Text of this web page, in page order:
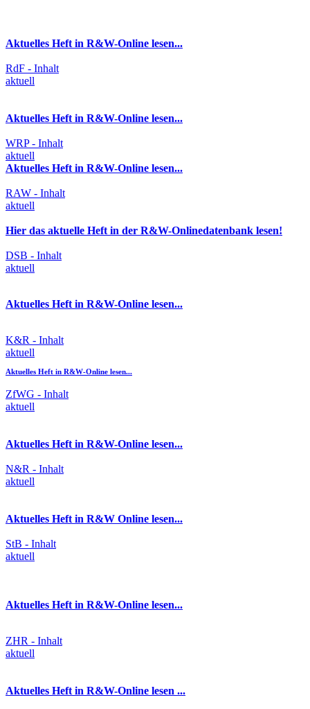
Aktuelles Heft in R&W-Online lesen...
RdF - Inhalt
aktuell
Aktuelles Heft in R&W-Online lesen...
WRP - Inhalt
aktuell
Aktuelles Heft in R&W-Online lesen...
RAW - Inhalt
aktuell
Hier das aktuelle Heft in der R&W-Onlinedatenbank lesen!
DSB - Inhalt
aktuell
Aktuelles Heft in R&W-Online lesen...
K&R - Inhalt
aktuell
Aktuelles Heft in R&W-Online lesen...
ZfWG - Inhalt
aktuell
Aktuelles Heft in R&W-Online lesen...
N&R - Inhalt
aktuell
Aktuelles Heft in R&W Online lesen...
StB - Inhalt
aktuell
Aktuelles Heft in R&W-Online lesen...
ZHR - Inhalt
aktuell
Aktuelles Heft in R&W-Online lesen ...